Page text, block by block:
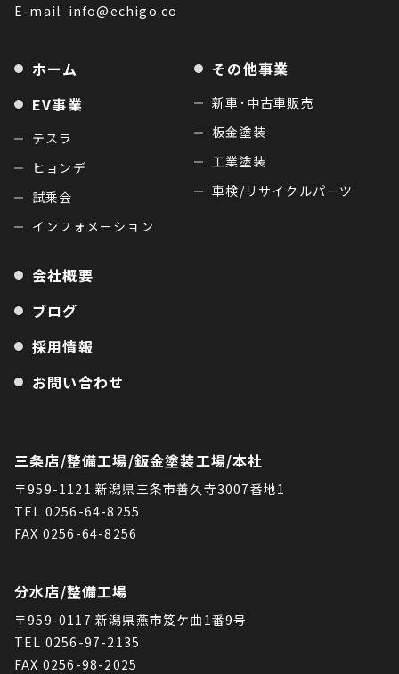
E-mail info@echigo.co
ホーム
EV事業
テスラ
ヒョンデ
試乗会
インフォメーション
その他事業
新車･中古車販売
板金塗装
工業塗装
車検/リサイクルパーツ
会社概要
ブログ
採用情報
お問い合わせ
三条店/整備工場/鈑金塗装工場/本社
〒959-1121 新潟県三条市善久寺3007番地1
TEL 0256-64-8255
FAX 0256-64-8256
分水店/整備工場
〒959-0117 新潟県燕市笈ケ曲1番9号
TEL 0256-97-2135
FAX 0256-98-2025